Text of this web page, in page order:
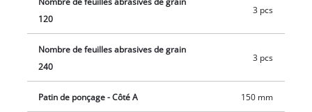
120
3 pcs
Nombre de feuilles abrasives de grain
240
3 pcs
Patin de ponçage - Côté A 150 mm